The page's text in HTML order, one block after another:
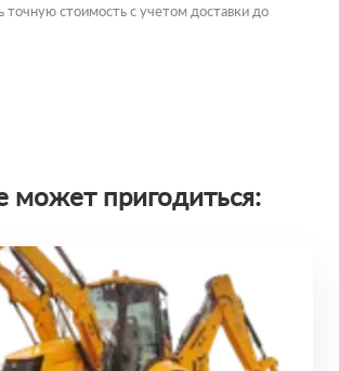
точную стоимость с учетом доставки до
может пригодиться: